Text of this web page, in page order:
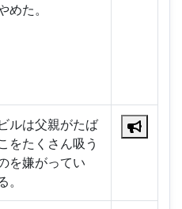
めた。
ビルは父親がたば
をたくさん吸う
を嫌がってい
。